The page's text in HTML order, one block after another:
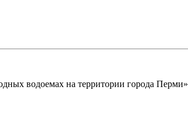
водоемах на территории города Перми»